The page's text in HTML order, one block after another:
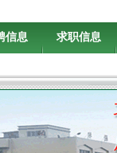
信息 求职信息